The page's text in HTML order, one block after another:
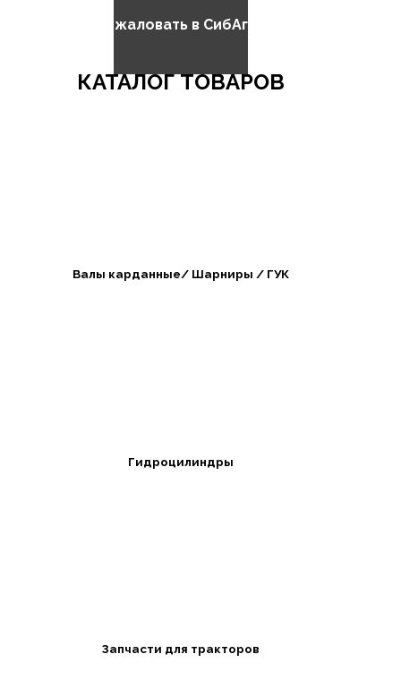
Добро пожаловать в СибАгроБизнес
КАТАЛОГ ТОВАРОВ
Валы карданные/ Шарниры / ГУК
Гидроцилиндры
Запчасти для тракторов